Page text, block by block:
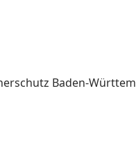
Baden-